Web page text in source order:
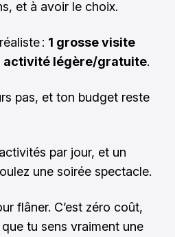
et à avoir le choix.
: 1 grosse visite
activité légère/gratuite.
pas, et ton budget reste
par jour, et un
une soirée spectacle.
flâner. C’est zéro coût,
tu sens vraiment une